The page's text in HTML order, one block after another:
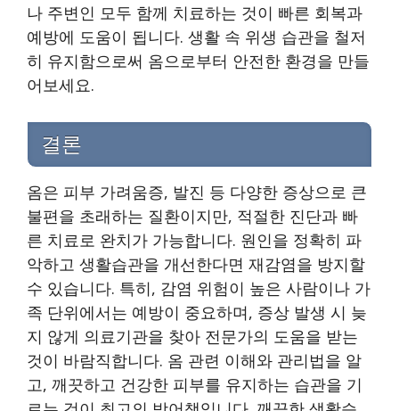
나 주변인 모두 함께 치료하는 것이 빠른 회복과
예방에 도움이 됩니다. 생활 속 위생 습관을 철저
히 유지함으로써 옴으로부터 안전한 환경을 만들
어보세요.
결론
옴은 피부 가려움증, 발진 등 다양한 증상으로 큰
불편을 초래하는 질환이지만, 적절한 진단과 빠
른 치료로 완치가 가능합니다. 원인을 정확히 파
악하고 생활습관을 개선한다면 재감염을 방지할
수 있습니다. 특히, 감염 위험이 높은 사람이나 가
족 단위에서는 예방이 중요하며, 증상 발생 시 늦
지 않게 의료기관을 찾아 전문가의 도움을 받는
것이 바람직합니다. 옴 관련 이해와 관리법을 알
고, 깨끗하고 건강한 피부를 유지하는 습관을 기